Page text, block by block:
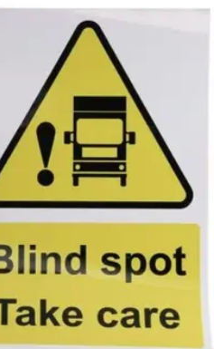
ComparativasPlataformas